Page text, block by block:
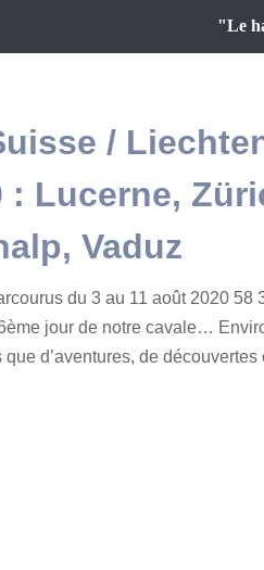
"Le
/
: Lucerne,
Vaduz
du 3 au 11 août 2020
jour de notre cavale…
que d’aventures, de